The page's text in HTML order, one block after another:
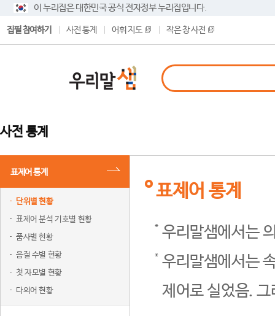
이 누리집은 대한민국 공식 전자정부 누리집입니다.
집필 참여하기 사전 통계 어휘 지도 작은 창 사전
사전 통계
표제어 통계
단위별 현황
표제어 분석 기호별 현황
품사별 현황
음절 수별 현황
첫 자모별 현황
다의어 현황
표제어 통계
우리말샘에서는
우리말샘에서는
제어로 실었음.